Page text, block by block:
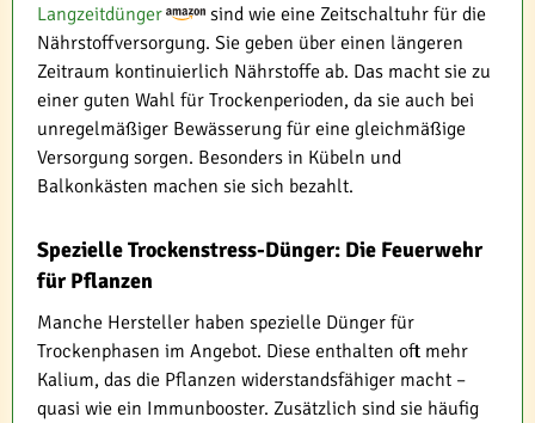
Langzeitdünger
sind wie eine Zeitschaltuhr für die
Nährstoffversorgung. Sie geben über einen längeren
Zeitraum kontinuierlich Nährstoffe ab. Das macht sie zu
einer guten Wahl für Trockenperioden, da sie auch bei
unregelmäßiger Bewässerung für eine gleichmäßige
Versorgung sorgen. Besonders in Kübeln und
Balkonkästen machen sie sich bezahlt.
Spezielle Trockenstress-Dünger: Die Feuerwehr
für Pflanzen
Manche Hersteller haben spezielle Dünger für
Trockenphasen im Angebot. Diese enthalten oft mehr
Kalium, das die Pflanzen widerstandsfähiger macht –
quasi wie ein Immunbooster. Zusätzlich sind sie häufig